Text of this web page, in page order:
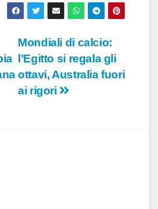
Mondiali di calcio:
l’Egitto si regala gli
ottavi, Australia fuori
ai rigori